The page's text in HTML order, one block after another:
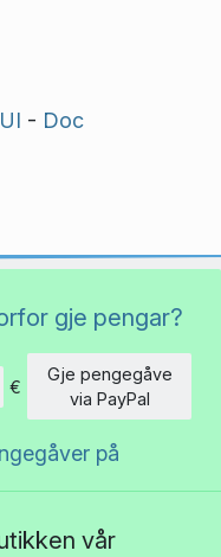
- Doc
gje pengar?
€
Gje pengegåve
via PayPal
på
vår